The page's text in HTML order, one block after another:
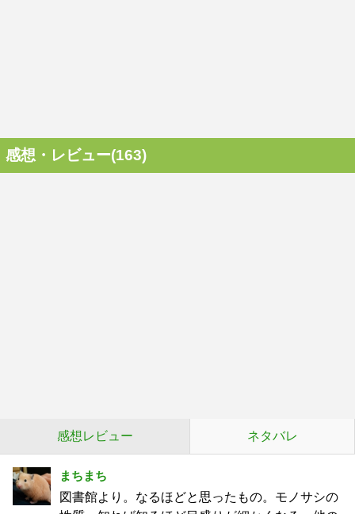
感想・レビュー(163)
感想レビュー ネタバレ
まちまち
図書館より。なるほどと思ったもの。モノサシの